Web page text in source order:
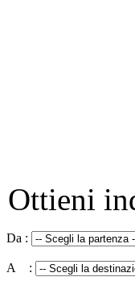
Ottieni
Da :
A :